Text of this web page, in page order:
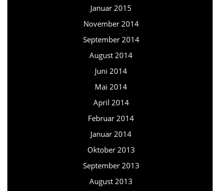
Januar 2015
November 2014
September 2014
August 2014
Juni 2014
Mai 2014
April 2014
Februar 2014
Januar 2014
Oktober 2013
September 2013
August 2013